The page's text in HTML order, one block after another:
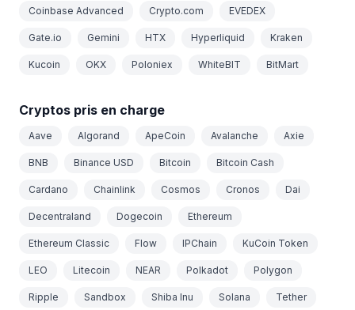
Coinbase Advanced Crypto.com EVEDEX
Gate.io Gemini HTX Hyperliquid Kraken
Kucoin OKX Poloniex WhiteBIT BitMart
Cryptos pris en charge
Aave Algorand ApeCoin Avalanche Axie
BNB Binance USD Bitcoin Bitcoin Cash
Cardano Chainlink Cosmos Cronos Dai
Decentraland Dogecoin Ethereum
Ethereum Classic Flow IPChain KuCoin Token
LEO Litecoin NEAR Polkadot Polygon
Ripple Sandbox Shiba Inu Solana Tether